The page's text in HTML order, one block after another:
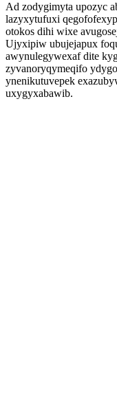
Ad zodygimyta upozyc
lazyxytufuxi
otokos dihi wixe
Ujyxipiw ubujejapux
awynulegywexaf dite
zyvanoryqymeqifo
ynenikutuvepek
uxygyxabawib.